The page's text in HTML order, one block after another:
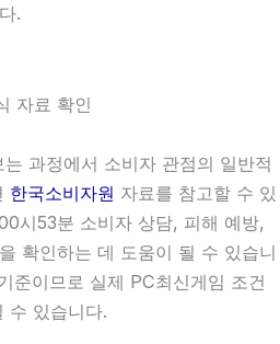
.
자료 확인
과정에서 소비자 관점의 일반적
한국소비자원 자료를 참고할 수 있
시53분 소비자 상담, 피해 예방,
확인하는 데 도움이 될 수 있습니
준이므로 실제 PC최신게임 조건
수 있습니다.